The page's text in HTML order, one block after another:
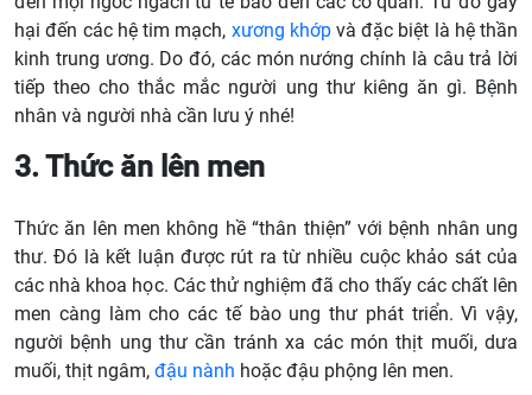
hại đến các hệ tim mạch, xương khớpvà đặc biệt là hệ thần
kinh trung ương. Do đó, các món nướng chính là câu trả lời
tiếp theo cho thắc mắc người ung thư kiêng ăn gì. Bệnh
nhân và người nhà cần lưu ý nhé!
3. Thức ăn lên men
Thức ăn lên men không hề “thân thiện” với bệnh nhân ung
thư. Đó là kết luận được rút ra từ nhiều cuộc khảo sát của
các nhà khoa học. Các thử nghiệm đã cho thấy các chất lên
men càng làm cho các tế bào ung thư phát triển. Vì vậy,
người bệnh ung thư cần tránh xa các món thịt muối, dưa
muối, thịt ngâm, đậu nành hoặc đậu phộng lên men.